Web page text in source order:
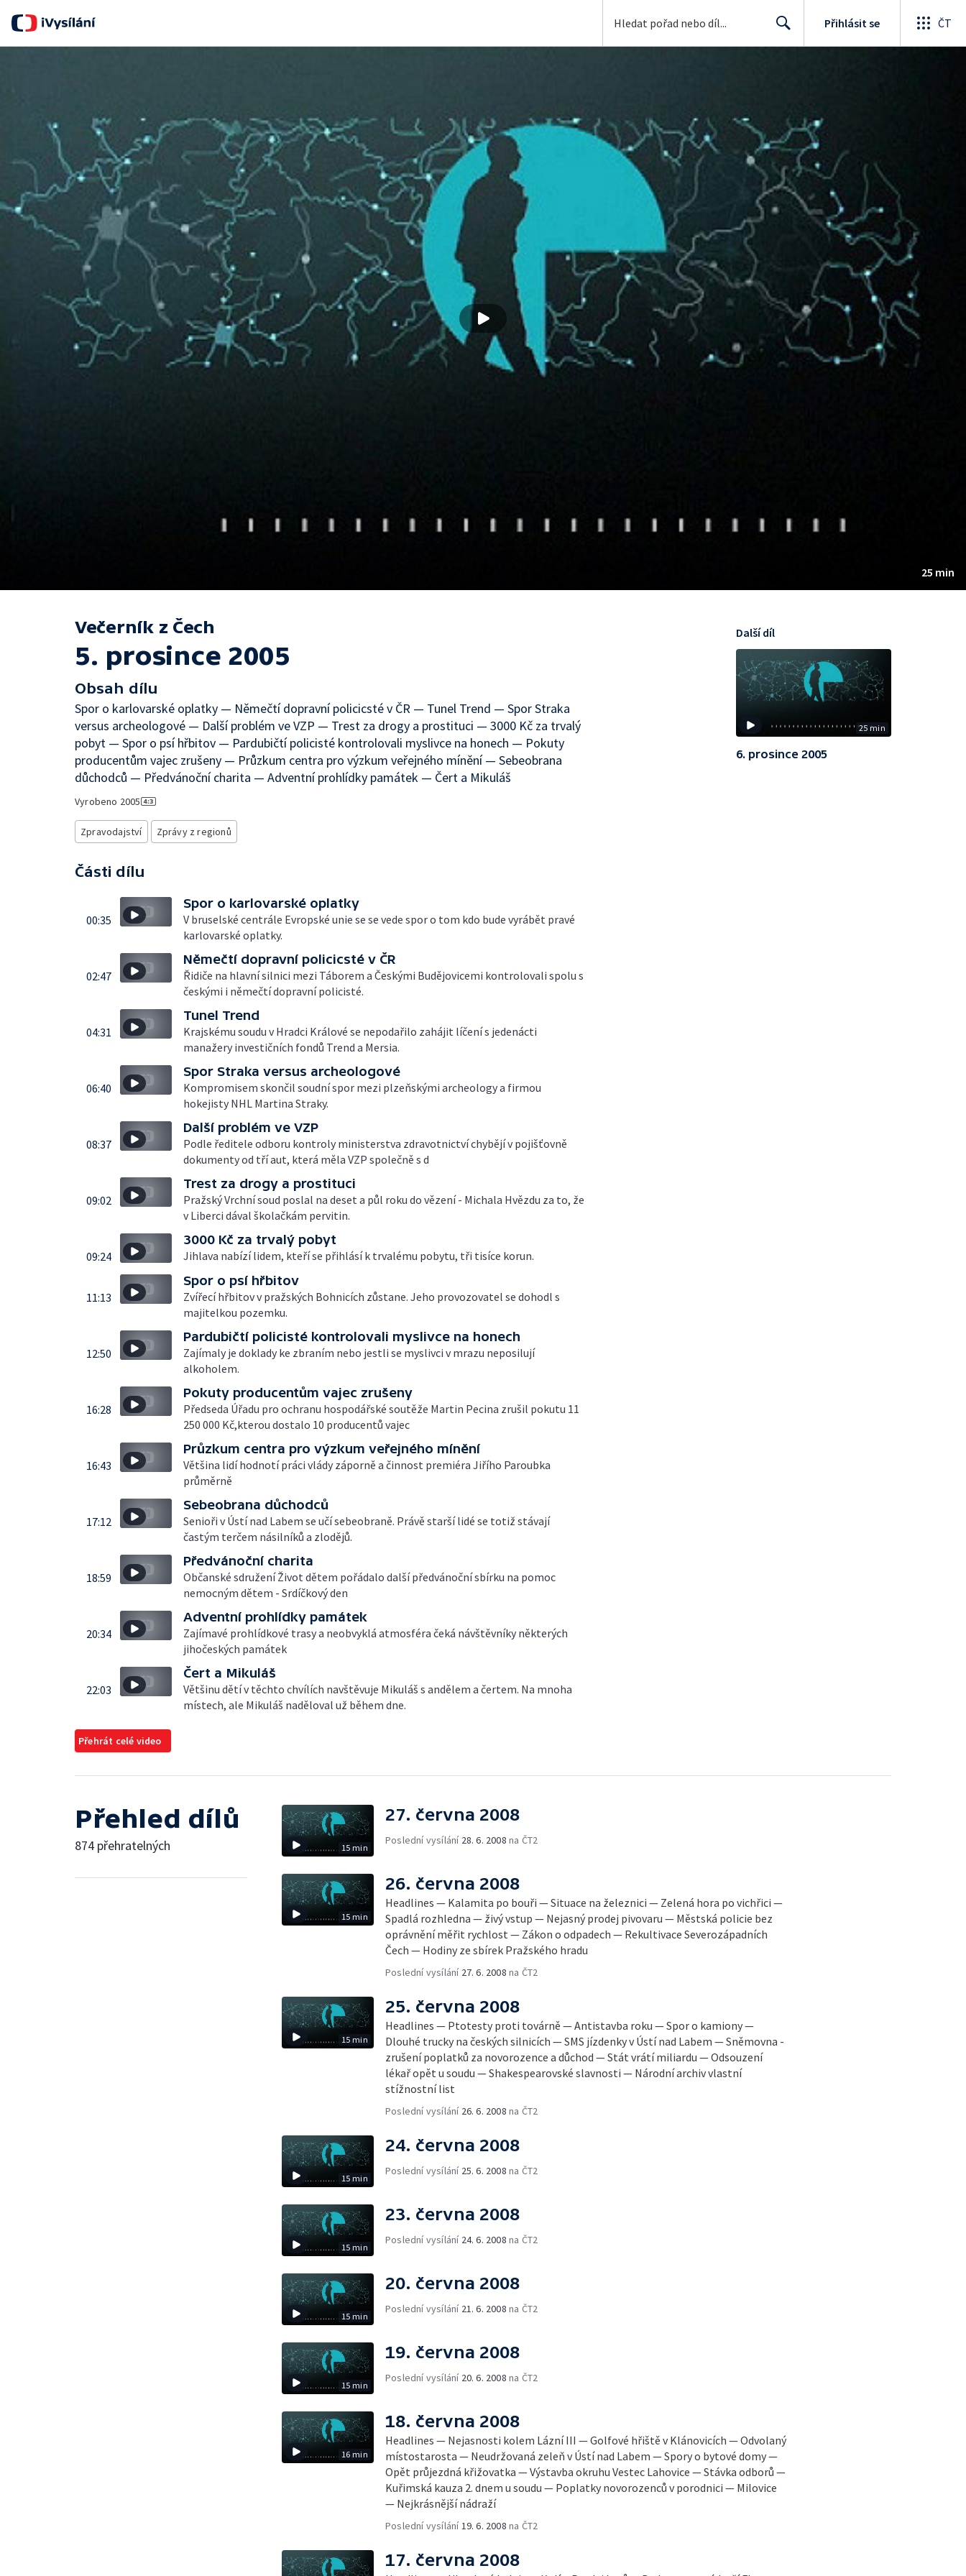
Přihlásit se ČT
25 min
Večerník z Čech
5. prosince 2005
Obsah dílu
Spor o karlovarské oplatky — Němečtí dopravní policicsté v ČR — Tunel Trend — Spor Straka
versus archeologové — Další problém ve VZP — Trest za drogy a prostituci — 3000 Kč za trvalý
pobyt — Spor o psí hřbitov — Pardubičtí policisté kontrolovali myslivce na honech — Pokuty
producentům vajec zrušeny — Průzkum centra pro výzkum veřejného mínění — Sebeobrana
důchodců — Předvánoční charita — Adventní prohlídky památek — Čert a Mikuláš
Vyrobeno 2005
Zpravodajství Zprávy z regionů
Části dílu
00:35
Spor o karlovarské oplatky
V bruselské centrále Evropské unie se se vede spor o tom kdo bude vyrábět pravé
karlovarské oplatky.
02:47
Němečtí dopravní policicsté v ČR
Řidiče na hlavní silnici mezi Táborem a Českými Budějovicemi kontrolovali spolu s
českými i němečtí dopravní policisté.
04:31
Tunel Trend
Krajskému soudu v Hradci Králové se nepodařilo zahájit líčení s jedenácti
manažery investičních fondů Trend a Mersia.
06:40
Spor Straka versus archeologové
Kompromisem skončil soudní spor mezi plzeňskými archeology a firmou
hokejisty NHL Martina Straky.
08:37
Další problém ve VZP
Podle ředitele odboru kontroly ministerstva zdravotnictví chybějí v pojišťovně
dokumenty od tří aut, která měla VZP společně s d
09:02
Trest za drogy a prostituci
Pražský Vrchní soud poslal na deset a půl roku do vězení - Michala Hvězdu za to, že
v Liberci dával školačkám pervitin.
09:24
3000 Kč za trvalý pobyt
Jihlava nabízí lidem, kteří se přihlásí k trvalému pobytu, tři tisíce korun.
11:13
Spor o psí hřbitov
Zvířecí hřbitov v pražských Bohnicích zůstane. Jeho provozovatel se dohodl s
majitelkou pozemku.
12:50
Pardubičtí policisté kontrolovali myslivce na honech
Zajímaly je doklady ke zbraním nebo jestli se myslivci v mrazu neposilují
alkoholem.
16:28
Pokuty producentům vajec zrušeny
Předseda Úřadu pro ochranu hospodářské soutěže Martin Pecina zrušil pokutu 11
250 000 Kč,kterou dostalo 10 producentů vajec
16:43
Průzkum centra pro výzkum veřejného mínění
Většina lidí hodnotí práci vlády záporně a činnost premiéra Jiřího Paroubka
průměrně
17:12
Sebeobrana důchodců
Senioři v Ústí nad Labem se učí sebeobraně. Právě starší lidé se totiž stávají
častým terčem násilníků a zlodějů.
18:59
Předvánoční charita
Občanské sdružení Život dětem pořádalo další předvánoční sbírku na pomoc
nemocným dětem - Srdíčkový den
20:34
Adventní prohlídky památek
Zajímavé prohlídkové trasy a neobvyklá atmosféra čeká návštěvníky některých
jihočeských památek
22:03
Čert a Mikuláš
Většinu dětí v těchto chvílích navštěvuje Mikuláš s andělem a čertem. Na mnoha
místech, ale Mikuláš naděloval už během dne.
Přehrát celé video
25 min
Další díl
6. prosince 2005
Přehled dílů
874 přehratelných 15 min
27. června 2008
Poslední vysílání 28. 6. 2008 na ČT2
15 min
26. června 2008
Headlines — Kalamita po bouři — Situace na železnici — Zelená hora po vichřici —
Spadlá rozhledna — živý vstup — Nejasný prodej pivovaru — Městská policie bez
oprávnění měřit rychlost — Zákon o odpadech — Rekultivace Severozápadních
Čech — Hodiny ze sbírek Pražského hradu
Poslední vysílání 27. 6. 2008 na ČT2
15 min
25. června 2008
Headlines — Ptotesty proti továrně — Antistavba roku — Spor o kamiony —
Dlouhé trucky na českých silnicích — SMS jízdenky v Ústí nad Labem — Sněmovna -
zrušení poplatků za novorozence a důchod — Stát vrátí miliardu — Odsouzení
lékař opět u soudu — Shakespearovské slavnosti — Národní archiv vlastní
stížnostní list
Poslední vysílání 26. 6. 2008 na ČT2
15 min
24. června 2008
Poslední vysílání 25. 6. 2008 na ČT2
15 min
23. června 2008
Poslední vysílání 24. 6. 2008 na ČT2
15 min
20. června 2008
Poslední vysílání 21. 6. 2008 na ČT2
15 min
19. června 2008
Poslední vysílání 20. 6. 2008 na ČT2
16 min
18. června 2008
Headlines — Nejasnosti kolem Lázní III — Golfové hřiště v Klánovicích — Odvolaný
místostarosta — Neudržovaná zeleň v Ústí nad Labem — Spory o bytové domy —
Opět průjezdná křižovatka — Výstavba okruhu Vestec Lahovice — Stávka odborů —
Kuřimská kauza 2. dnem u soudu — Poplatky novorozenců v porodnici — Milovice
— Nejkrásnější nádraží
Poslední vysílání19. 6. 2008 na ČT2
17. června 2008